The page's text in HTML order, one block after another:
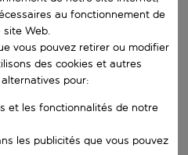
automatique. Lorsque les
au fonctionnement de
site Web.
vous pouvez retirer ou modifier
des cookies et autres
pour:
et les fonctionnalités de notre
les publicités que vous pouvez